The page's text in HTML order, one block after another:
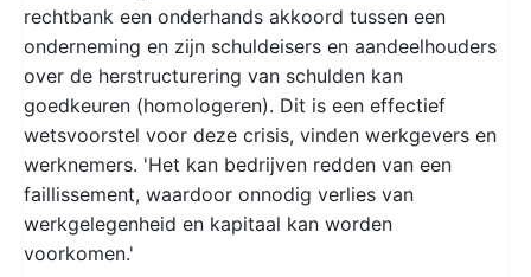
rechtbank een onderhands akkoord tussen een
onderneming en zijn schuldeisers en aandeelhouders
over de herstructurering van schulden kan
goedkeuren (homologeren). Dit is een effectief
wetsvoorstel voor deze crisis, vinden werkgevers en
werknemers. 'Het kan bedrijven redden van een
faillissement, waardoor onnodig verlies van
werkgelegenheid en kapitaal kan worden
voorkomen.'